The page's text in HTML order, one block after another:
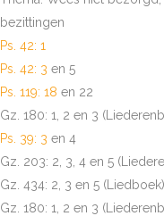
bezittingen
Ps. 42: 1
Ps. 42: 3 en 5
Ps. 119: 18 en 22
Gz. 180: 1, 2 en 3
Ps. 39: 3 en 4
Gz. 203: 2, 3, 4 en 5
Gz. 434: 2, 3 en 5 (Liedboek)
Gz. 180: 1, 2 en 3